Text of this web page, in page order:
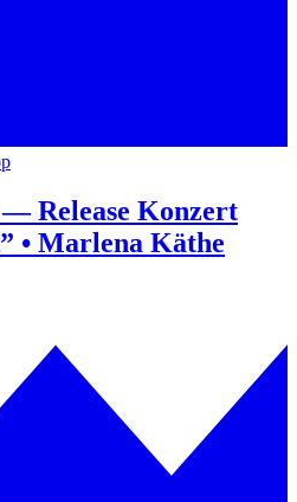
Release Konzert
• Marlena Käthe